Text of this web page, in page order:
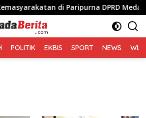
di Paripurna DPRD Medan
POLITIK EKBIS SPORT NEWS